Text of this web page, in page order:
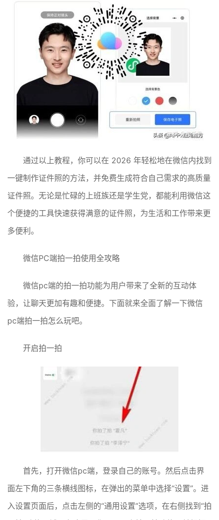
通过以上教程，你可以在 2026 年轻松地在微信内找到
一键制作证件照的方法，并免费生成符合自己需求的高质量
证件照。无论是忙碌的上班族还是学生党，都能利用微信这
个便捷的工具快速获得满意的证件照，为生活和工作带来更
多便利。
微信PC端拍一拍使用全攻略
微信pc端的拍一拍功能为用户带来了全新的互动体
验，让聊天更加有趣和便捷。下面就来全面了解一下微信
pc端拍一拍怎么玩吧。
开启拍一拍
首先，打开微信pc端，登录自己的账号。然后点击界
面左下角的三条横线图标，在弹出的菜单中选择“设置”。进
入设置页面后，点击左侧的“通用设置”选项，在右侧找到“拍